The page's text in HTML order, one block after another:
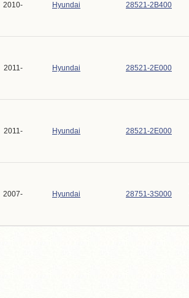
2010- Hyundai 28521-2B400
2011- Hyundai 28521-2E000
2011- Hyundai 28521-2E000
2007- Hyundai 28751-3S000